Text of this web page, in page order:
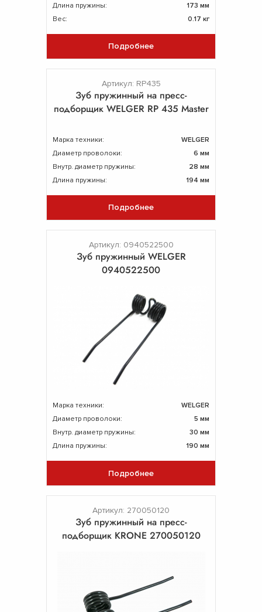
Длина пружины:
173 мм
Вес:
0.17 кг
Подробнее
Артикул: RP435
Зуб пружинный на пресс-
подборщик WELGER RP 435 Master
Марка техники:
WELGER
Диаметр проволоки:
6 мм
Внутр. диаметр пружины:
28 мм
Длина пружины:
194 мм
Подробнее
Артикул: 0940522500
Зуб пружинный WELGER
0940522500
Марка техники:
WELGER
Диаметр проволоки:
5 мм
Внутр. диаметр пружины:
30 мм
Длина пружины:
190 мм
Подробнее
Артикул: 270050120
Зуб пружинный на пресс-
подборщик KRONE 270050120